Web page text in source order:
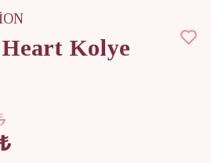
Heart Kolye